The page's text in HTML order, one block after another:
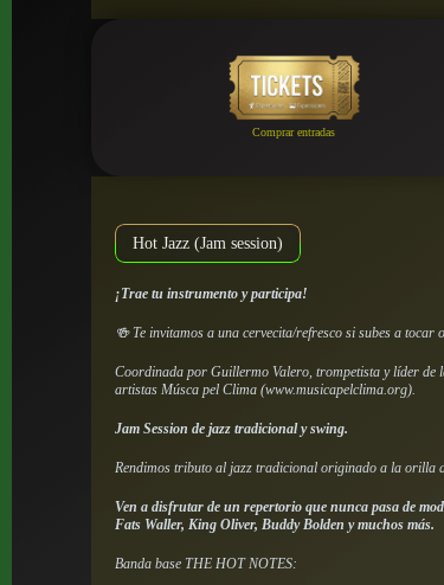
Comprar entradas
Hot Jazz (Jam session)
¡Trae tu instrumento y participa!
🍻 Te invitamos a una cervecita/refresco si subes a tocar
Coordinada por Guillermo Valero, trompetista y líder de
artistas Músca pel Clima (www.musicapelclima.org).
Jam Session de jazz tradicional y swing.
Rendimos tributo al jazz tradicional originado a la orilla
Ven a disfrutar de un repertorio que nunca pasa de
Fats Waller, King Oliver, Buddy Bolden y muchos más.
Banda base THE HOT NOTES: